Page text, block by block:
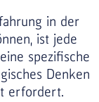
in der
ist jede
spezifische
Denken
erfordert.